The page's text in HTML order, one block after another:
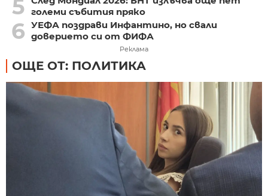
5 големи събития пряко
6 УЕФА поздрави Инфантино, но свали
доверието си от ФИФА
Реклама
ОЩЕ ОТ: ПОЛИТИКА